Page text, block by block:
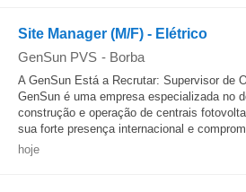
Site Manager (M/F) - Elétrico
GenSun PVS - Borba
A GenSun Está a Recrutar: Supervisor de
GenSun é uma empresa especializada no
construção e operação de centrais
sua forte presença internacional e
hoje